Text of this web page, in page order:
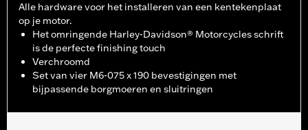
Alle hardware voor het installeren van een kentekenplaat
op je motor.
Het omringende Harley-Davidson® Motorcycles schrift
is de perfecte finishing touch
Verchroomd
Set van vier M6-075 x 190 bevestigingen met
bijpassende borgmoeren en sluitringen